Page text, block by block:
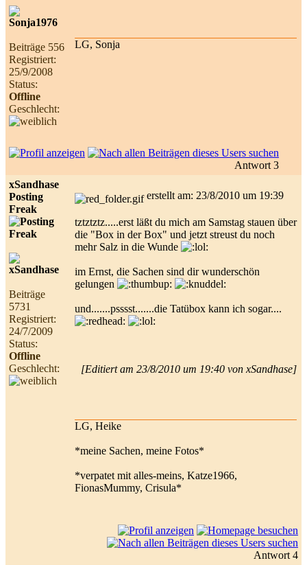
Beiträge 556
Registriert:
25/9/2008
Status:
Offline
Geschlecht:
LG, Sonja
Antwort 3
xSandhase
Posting
Freak
Beiträge
5731
Registriert:
24/7/2009
Status:
Offline
Geschlecht:
erstellt am: 23/8/2010 um 19:39
tztztztz.....erst läßt du mich am Samstag stauen über
die "Box in der Box" und jetzt streust du noch
mehr Salz in die Wunde
im Ernst, die Sachen sind dir wunderschön
gelungen
und.......psssst.......die Tatübox kann ich sogar....
[Editiert am 23/8/2010 um 19:40 von xSandhase]
LG, Heike
*meine Sachen, meine Fotos*
*verpatet mit alles-meins, Katze1966,
FionasMummy, Crisula*
Antwort 4